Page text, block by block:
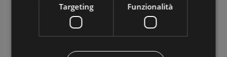
Targeting Funzionalità